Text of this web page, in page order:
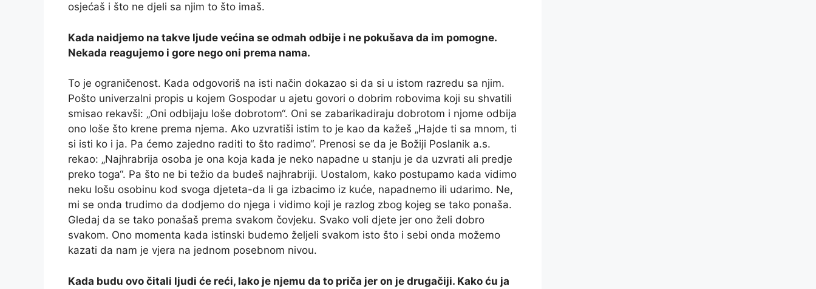
osjećaš i što ne djeli sa njim to što imaš.
Kada naidjemo na takve ljude većina se odmah odbije i ne pokušava da im pomogne.
Nekada reagujemo i gore nego oni prema nama.
To je ograničenost. Kada odgovoriš na isti način dokazao si da si u istom razredu sa njim.
Pošto univerzalni propis u kojem Gospodar u ajetu govori o dobrim robovima koji su shvatili
smisao rekavši: „Oni odbijaju loše dobrotom“. Oni se zabarikadiraju dobrotom i njome odbija
ono loše što krene prema njema. Ako uzvratiši istim to je kao da kažeš „Hajde ti sa mnom, ti
si isti ko i ja. Pa ćemo zajedno raditi to što radimo“. Prenosi se da je Božiji Poslanik a.s.
rekao: „Najhrabrija osoba je ona koja kada je neko napadne u stanju je da uzvrati ali predje
preko toga“. Pa što ne bi težio da budeš najhrabriji. Uostalom, kako postupamo kada vidimo
neku lošu osobinu kod svoga djeteta-da li ga izbacimo iz kuće, napadnemo ili udarimo. Ne,
mi se onda trudimo da dodjemo do njega i vidimo koji je razlog zbog kojeg se tako ponaša.
Gledaj da se tako ponašaš prema svakom čovjeku. Svako voli djete jer ono želi dobro
svakom. Ono momenta kada istinski budemo željeli svakom isto što i sebi onda možemo
kazati da nam je vjera na jednom posebnom nivou.
Kada budu ovo čitali ljudi će reći, lako je njemu da to priča jer on je drugačiji. Kako ću ja